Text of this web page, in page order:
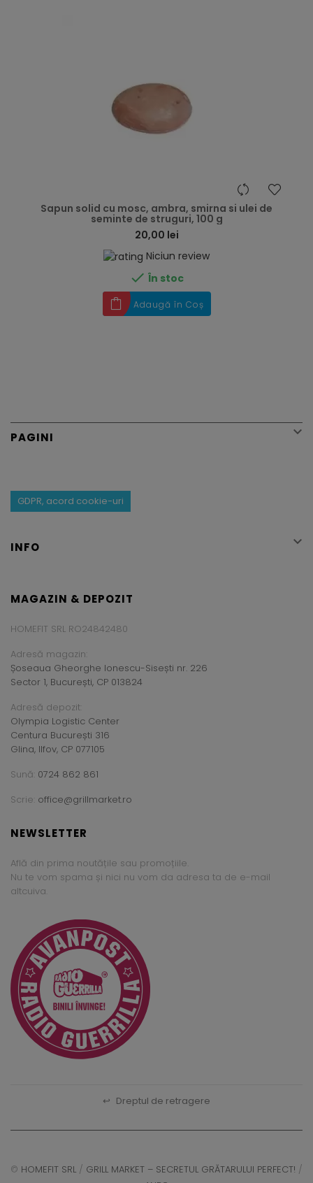
Sapun solid cu mosc, ambra, smirna si ulei de
seminte de struguri, 100 g
20,00 lei
Niciun review
 În stoc
Adaugă în Coș
PAGINI 
GDPR, acord cookie-uri
INFO 
MAGAZIN & DEPOZIT
HOMEFIT SRL RO24842480
Adresă magazin:
Șoseaua Gheorghe Ionescu-Sisești nr. 226
Sector 1, București, CP 013824
Adresă depozit:
Olympia Logistic Center
Centura București 316
Glina, Ilfov, CP 077105
Sună: 0724 862 861
Scrie: office@grillmarket.ro
NEWSLETTER
Află din prima noutățile sau promoțiile.
Nu te vom spama și nici nu vom da adresa ta de e-mail
altcuiva.
↩ Dreptul de retragere
© HOMEFIT SRL / GRILL MARKET – SECRETUL GRĂTARULUI PERFECT! /